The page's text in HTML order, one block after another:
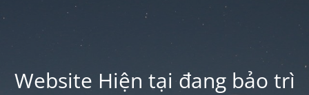
Website Hiện tại đang bảo trì